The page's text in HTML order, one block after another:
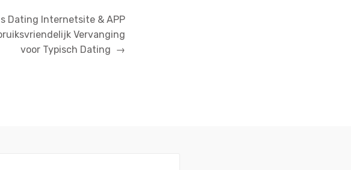
Dating Internetsite & APP
Vervanging
voor Typisch Dating →